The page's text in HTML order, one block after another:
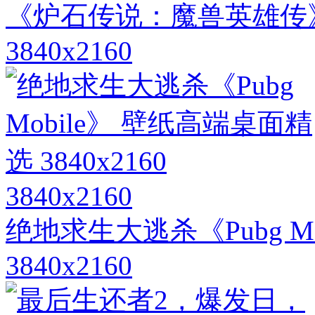
《炉石传说：魔兽英雄
3840x2160
3840x2160
绝地求生大逃杀《Pubg
3840x2160